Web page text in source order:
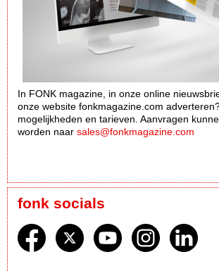
In FONK magazine, in onze online
onze website fonkmagazine.com
mogelijkheden en tarieven. Aanvragen
worden naar sales@fonkmagazine.com
fonk socials